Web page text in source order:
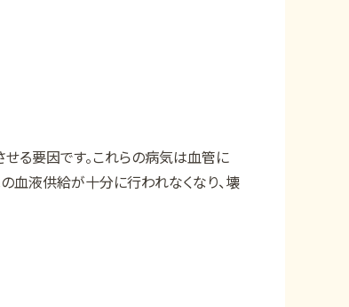
る要因です。これらの病気は血管に
血液供給が十分に行われなくなり、壊